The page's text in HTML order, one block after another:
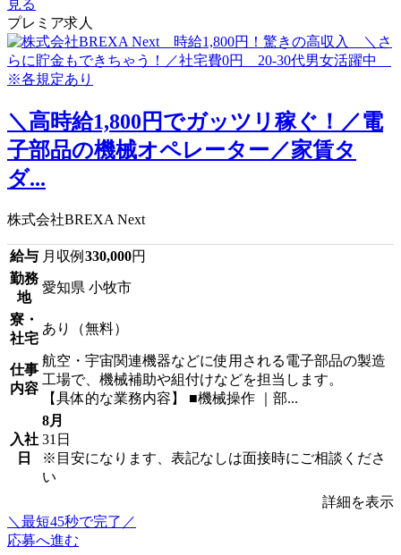
見る
プレミア求人
＼高時給1,800円でガッツリ稼ぐ！／電
子部品の機械オペレーター／家賃タ
ダ...
株式会社BREXA Next
給与 月収例 330,000円
勤務
地
愛知県 小牧市
寮・
社宅
あり（無料）
仕事
内容
航空・宇宙関連機器などに使用される電子部品の製造
工場で、機械補助や組付けなどを担当します。
【具体的な業務内容】 ■機械操作 ｜部...
入社
日
8月
31日
※目安になります、表記なしは面接時にご相談くださ
い
詳細を表示
＼最短45秒で完了／
応募へ進む